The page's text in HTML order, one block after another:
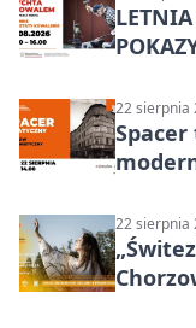
22 sierpnia
22 sierpnia